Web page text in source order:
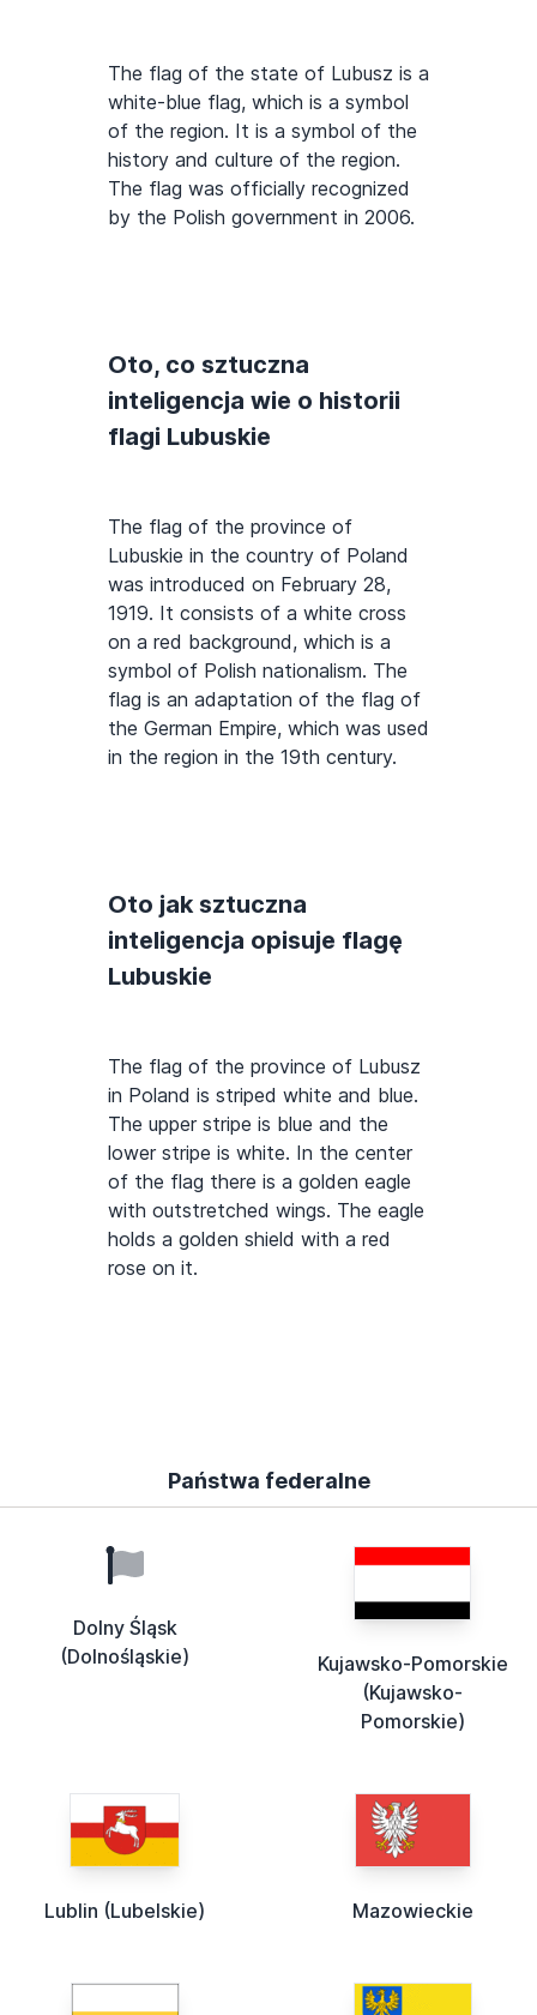
The flag of the state of Lubusz is a
white-blue flag, which is a symbol
of the region. It is a symbol of the
history and culture of the region.
The flag was officially recognized
by the Polish government in 2006.
Oto, co sztuczna
inteligencja wie o historii
flagi Lubuskie
The flag of the province of
Lubuskie in the country of Poland
was introduced on February 28,
1919. It consists of a white cross
on a red background, which is a
symbol of Polish nationalism. The
flag is an adaptation of the flag of
the German Empire, which was used
in the region in the 19th century.
Oto jak sztuczna
inteligencja opisuje flagę
Lubuskie
The flag of the province of Lubusz
in Poland is striped white and blue.
The upper stripe is blue and the
lower stripe is white. In the center
of the flag there is a golden eagle
with outstretched wings. The eagle
holds a golden shield with a red
rose on it.
Państwa federalne
Dolny Śląsk
(Dolnośląskie)
Kujawsko-Pomorskie
(Kujawsko-
Pomorskie)
Lublin (Lubelskie) Mazowieckie